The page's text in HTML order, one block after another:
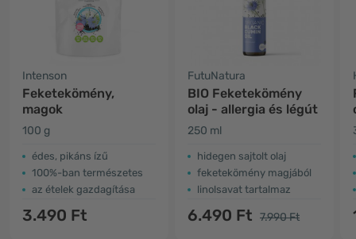
Intenson
Feketekömény,
magok
100 g
édes, pikáns ízű
100%-ban természetes
az ételek gazdagítása
3.490 Ft
FutuNatura
BIO Feketekömény
olaj - allergia és légút
250 ml
hidegen sajtolt olaj
feketekömény magjából
linolsavat tartalmaz
6.490 Ft 7.990 Ft